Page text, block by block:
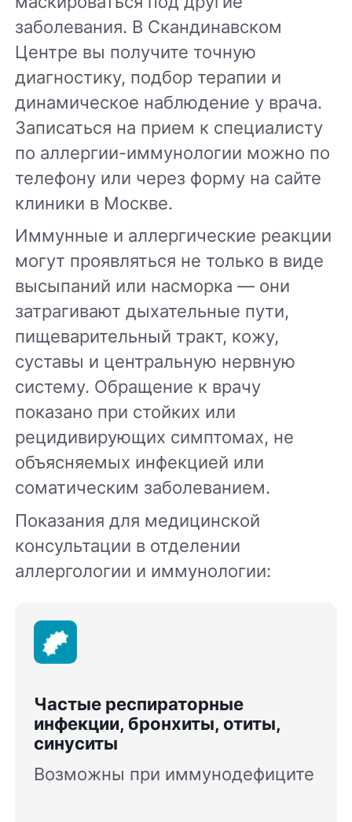
заболевания. В Скандинавском
Центре вы получите точную
диагностику, подбор терапии и
динамическое наблюдение у врача.
Записаться на прием к специалисту
по аллергии-иммунологии можно по
телефону или через форму на сайте
клиники в Москве.
Иммунные и аллергические реакции
могут проявляться не только в виде
высыпаний или насморка — они
затрагивают дыхательные пути,
пищеварительный тракт, кожу,
суставы и центральную нервную
систему. Обращение к врачу
показано при стойких или
рецидивирующих симптомах, не
объясняемых инфекцией или
соматическим заболеванием.
Показания для медицинской
консультации в отделении
аллергологии и иммунологии:
Частые респираторные
инфекции, бронхиты, отиты,
синуситы
Возможны при иммунодефиците